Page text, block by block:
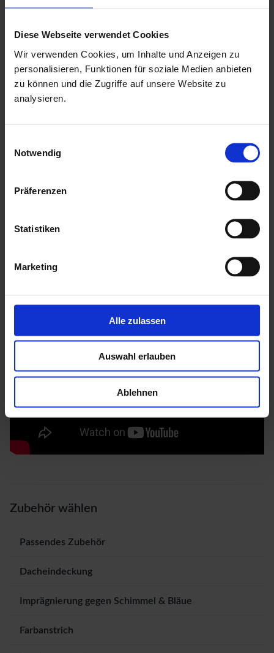
Diese Webseite verwendet Cookies
Wir verwenden Cookies, um Inhalte und Anzeigen zu
personalisieren, Funktionen für soziale Medien anbieten
zu können und die Zugriffe auf unsere Website zu
analysieren.
Notwendig
Präferenzen
Statistiken
Marketing
Alle zulassen
Auswahl erlauben
Ablehnen
18 mm Nut & Feder Holz für Dachbereich
kesseldruckimprägnierte Unterkonstruktion in 45 mm x
70 mm
mit Isolierverglasung und Silikondichtungen als
inkl. Montagematerial & Windsicherung
Zubehör wählen
Passendes Zubehör
Dacheindeckung
Imprägnierung gegen Schimmel & Bläue
Farbanstrich